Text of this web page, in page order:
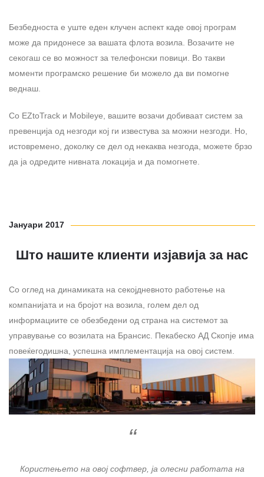
Безбедноста е уште еден клучен аспект каде овој програм
може да придонесе за вашата флота возила. Возачите не
секогаш се во можност за телефонски повици. Во такви
моменти програмско решение би можело да ви помогне
веднаш.
Со EZtoTrack и Mobileye, вашите возачи добиваат систем за
превенција од незгоди кој ги известува за можни незгоди. Но,
истовремено, доколку се дел од некаква незгода, можете брзо
да ја одредите нивната локација и да помогнете.
Јануари 2017
Што нашите клиенти изјавија за нас
Со оглед на динамиката на секојдневното работење на
компанијата и на бројот на возила, голем дел од
информациите се обезбедени од страна на системот за
управување со возилата на Брансис. Пекабеско АД Скопје има
повеќегодишна, успешна имплементација на овој систем.
Користењето на овој софтвер, ја олесни работата на